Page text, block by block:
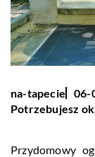
na-tapecie
06-
Potrzebujesz
Przydomowy